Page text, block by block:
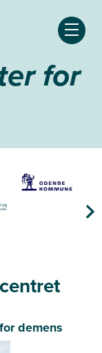
Åben
for
demens